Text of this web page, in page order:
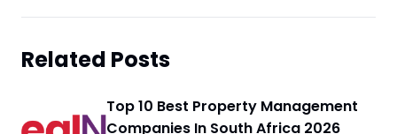
Related Posts
Top 10 Best Property Management
Companies In South Africa 2026